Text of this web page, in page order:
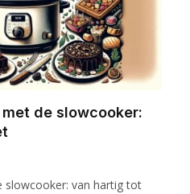
de slowcooker:
slowcooker: van hartig tot